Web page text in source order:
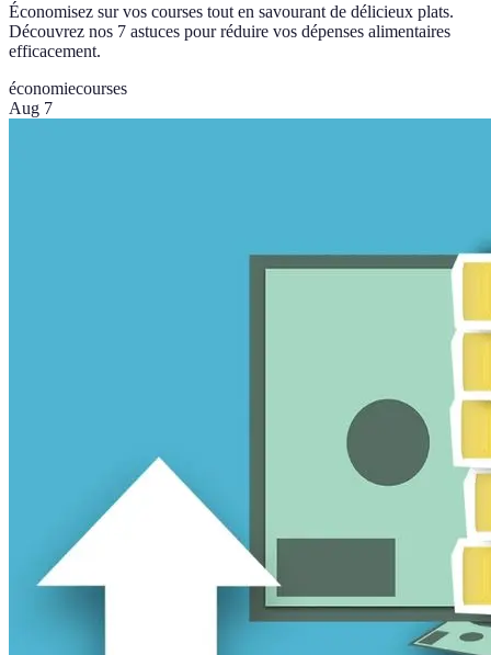
Économisez sur vos courses tout en savourant de délicieux plats.
Découvrez nos 7 astuces pour réduire vos dépenses alimentaires
efficacement.
économiecourses
Aug 7